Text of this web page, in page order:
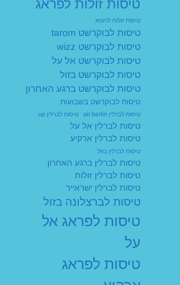
טיסות זולות לפראג
טיסות זולות לרומא
טיסות לבוקרשט tarom
טיסות לבוקרשט wizz
טיסות לבוקרשט אל על
טיסות לבוקרשט בזול
טיסות לבוקרשט ברגע האחרון
טיסות לבוקרשט בשבועות
טיסות לברלין air berlin טיסות לברלין up
טיסות לברלין אל על
טיסות לברלין ארקיע
טיסות לברלין בזול
טיסות לברלין ברגע האחרון
טיסות לברלין זולות
טיסות לברלין ישראייר
טיסות לברצלונה בזול
טיסות לפראג אל
על
טיסות לפראג